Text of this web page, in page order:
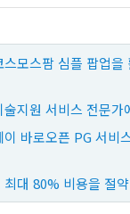
모스팜 심플 팝업을
지원 서비스 전문가
바로오픈 PG 서비
대 80% 비용을 절